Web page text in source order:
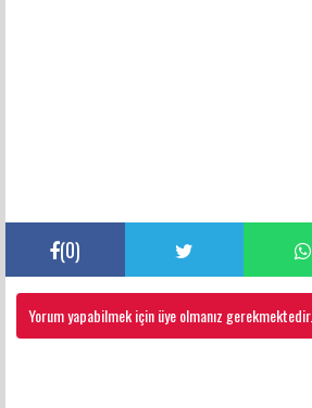
(0)
Yorum yapabilmek için üye olmanız gerekmektedir.